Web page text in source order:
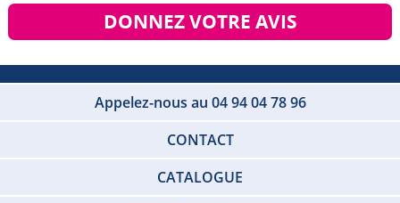
DONNEZ VOTRE AVIS
Appelez-nous au 04 94 04 78 96
CONTACT
CATALOGUE